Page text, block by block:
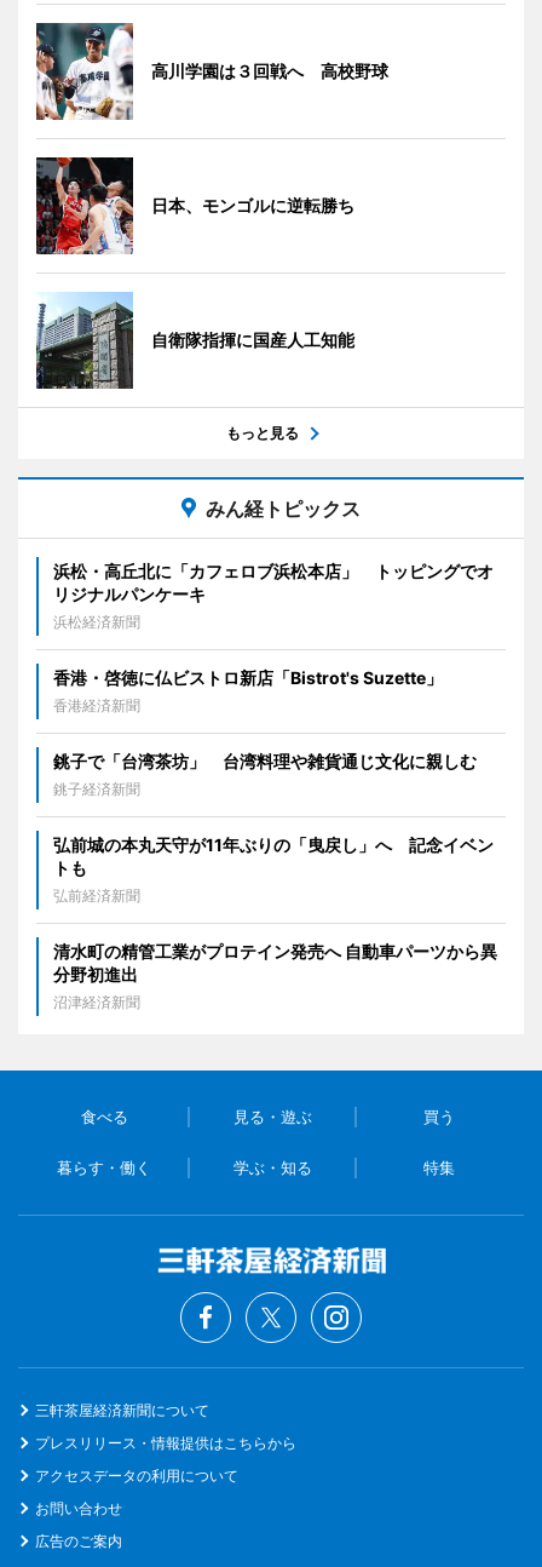
高川学園は３回戦へ 高校野球
日本、モンゴルに逆転勝ち
自衛隊指揮に国産人工知能
もっと見る
みん経トピックス
浜松・高丘北に「カフェロブ浜松本店」 トッピングでオ
リジナルパンケーキ
浜松経済新聞
香港・啓徳に仏ビストロ新店「Bistrot's Suzette」
香港経済新聞
銚子で「台湾茶坊」 台湾料理や雑貨通じ文化に親しむ
銚子経済新聞
弘前城の本丸天守が11年ぶりの「曳戻し」へ 記念イベン
トも
弘前経済新聞
清水町の精管工業がプロテイン発売へ 自動車パーツから異
分野初進出
沼津経済新聞
食べる 見る・遊ぶ 買う
暮らす・働く 学ぶ・知る 特集
三軒茶屋経済新聞について
プレスリリース・情報提供はこちらから
アクセスデータの利用について
お問い合わせ
広告のご案内